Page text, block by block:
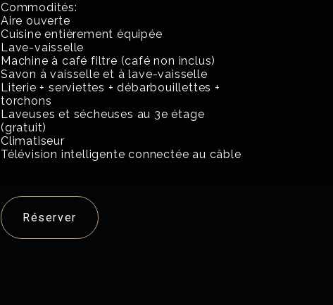
Commodités:
Aire ouverte
Cuisine entièrement équipée
Lave-vaisselle
Machine à café filtre (café non inclus)
Savon à vaisselle et à lave-vaisselle
Literie + serviettes + débarbouillettes +
torchons
Laveuses et sécheuses au 3e étage
(gratuit)
Climatiseur
Télévision intelligente connectée au câble
Réserver